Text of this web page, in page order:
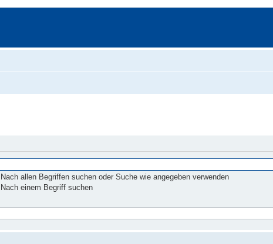
Nach allen Begriffen suchen oder Suche wie angegeben verwenden
Nach einem Begriff suchen